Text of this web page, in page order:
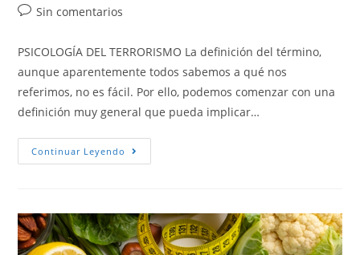
Sin comentarios
PSICOLOGÍA DEL TERRORISMO La definición del término,
aunque aparentemente todos sabemos a qué nos
referimos, no es fácil. Por ello, podemos comenzar con una
definición muy general que pueda implicar…
Continuar Leyendo